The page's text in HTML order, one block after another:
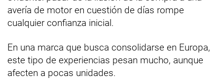
avería de motor en cuestión de días rompe
cualquier confianza inicial.
En una marca que busca consolidarse en Europa,
este tipo de experiencias pesan mucho, aunque
afecten a pocas unidades.